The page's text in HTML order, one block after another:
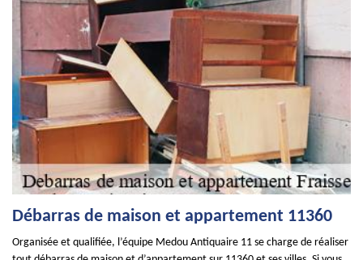
Débarras de maison et appartement 11360
Organisée et qualifiée, l’équipe Medou Antiquaire 11 se charge de réaliser